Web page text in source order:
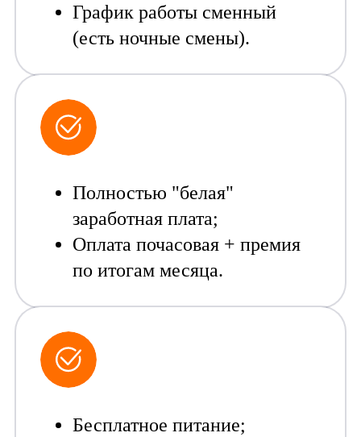
График работы сменный
(есть ночные смены).
Полностью "белая"
заработная плата;
Оплата почасовая + премия
по итогам месяца.
Бесплатное питание;
Обязанности:
Работа на
производственном
оборудовании по
согласно планам
Сопровождение этапов
производства на
линии;
Выполнение мелкого
ремонта;
профилактических
работах;